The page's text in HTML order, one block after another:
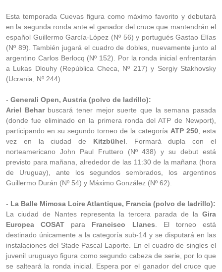
Esta temporada Cuevas figura como máximo favorito y debutará
en la segunda ronda ante el ganador del cruce que mantendrán el
español Guillermo García-López (Nº 56) y portugués Gastao Elías
(Nº 89). También jugará el cuadro de dobles, nuevamente junto al
argentino Carlos Berlocq (Nº 152). Por la ronda inicial enfrentarán
a Lukas Dlouhy (República Checa, Nº 217) y Sergiy Stakhovsky
(Ucrania, Nº 244).
- Generali Open, Austria (polvo de ladrillo):
Ariel Beharbuscará tener mejor suerte que la semana pasada
(donde fue eliminado en la primera ronda del ATP de Newport),
participando en su segundo torneo de la categoría ATP 250 , esta
vez en la ciudad de Kitzbühel . Formará dupla con el
norteamericano John Paul Fruttero (Nº 438) y su debut está
previsto para mañana, alrededor de las 11:30 de la mañana (hora
de Uruguay), ante los segundos sembrados, los argentinos
Guillermo Durán (Nº 54) y Máximo González (Nº 62).
- La Balle Mimosa Loire Atlantique, Francia (polvo de ladrillo):
La ciudad de Nantes representa la tercera parada de la Gira
Europea COSAT para Francisco Llanes . El torneo está
destinado únicamente a la categoría sub-14 y se disputará en las
instalaciones del Stade Pascal Laporte. En el cuadro de singles el
juvenil uruguayo figura como segundo cabeza de serie, por lo que
se salteará la ronda inicial. Espera por el ganador del cruce que